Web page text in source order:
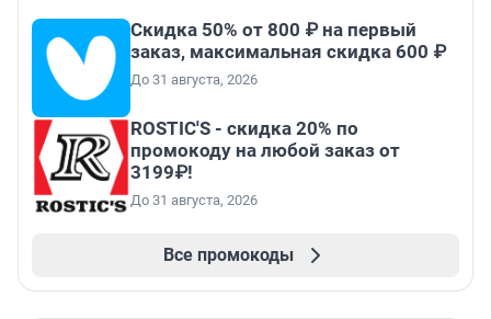
Скидка 50% от 800 ₽ на первый
заказ, максимальная скидка 600 ₽
До 31 августа, 2026
ROSTIC'S - скидка 20% по
промокоду на любой заказ от
3199₽!
До 31 августа, 2026
Все промокоды